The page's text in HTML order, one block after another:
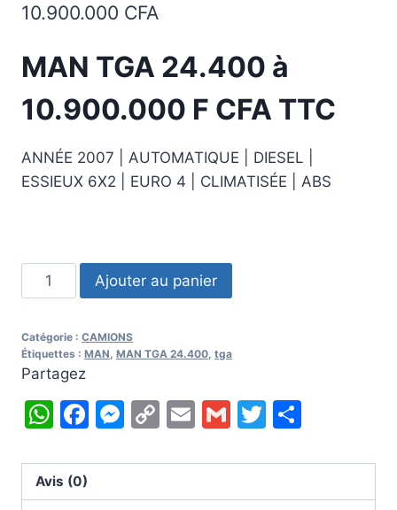
10.900.000 CFA
MAN TGA 24.400 à
10.900.000 F CFA TTC
ANNÉE 2007 | AUTOMATIQUE | DIESEL |
ESSIEUX 6X2 | EURO 4 | CLIMATISÉE | ABS
quantité
de
MAN
TGA
Ajouter au panier
Catégorie : CAMIONS
Étiquettes : MAN, MAN TGA 24.400, tga
Partagez
WhatsApp
Facebook
Messenger
CopyEmailGmailTwitter
Avis (0)